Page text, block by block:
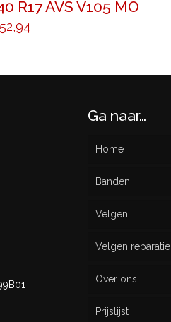
R17 AVS V105 MO
Ga naar…
Home
Banden
Nieuw
Gebruikt
Velgen
Velgen reparatie
Over ons
Prijslijst